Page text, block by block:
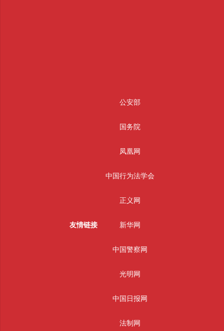
友情链接
公安部
国务院
凤凰网
中国行为法学会
正义网
新华网
中国警察网
光明网
中国日报网
法制网